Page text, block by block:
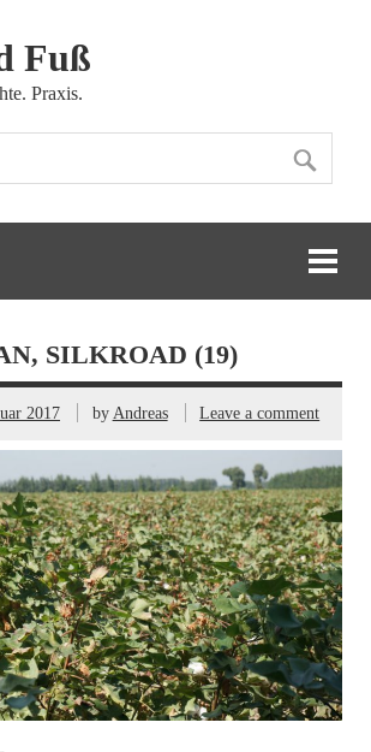
Fuß
Praxis.
SILKROAD (19)
2017 byAndreas Leave a comment